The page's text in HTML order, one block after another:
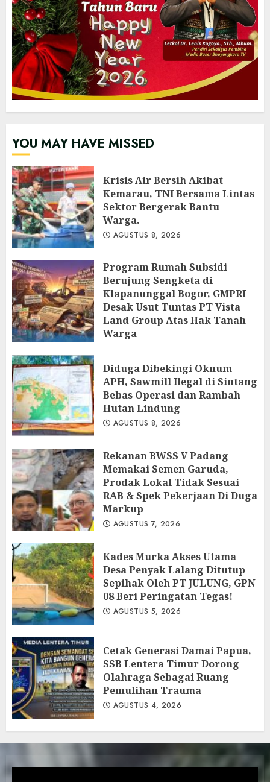
YOU MAY HAVE MISSED
Krisis Air Bersih Akibat
Kemarau, TNI Bersama Lintas
Sektor Bergerak Bantu
Warga.
AGUSTUS 8, 2026
Program Rumah Subsidi
Berujung Sengketa di
Klapanunggal Bogor, GMPRI
Desak Usut Tuntas PT Vista
Land Group Atas Hak Tanah
Warga
Diduga Dibekingi Oknum
APH, Sawmill Ilegal di Sintang
Bebas Operasi dan Rambah
Hutan Lindung
AGUSTUS 8, 2026
Rekanan BWSS V Padang
Memakai Semen Garuda,
Prodak Lokal Tidak Sesuai
RAB & Spek Pekerjaan Di Duga
Markup
AGUSTUS 7, 2026
Kades Murka Akses Utama
Desa Penyak Lalang Ditutup
Sepihak Oleh PT JULUNG, GPN
08 Beri Peringatan Tegas!
AGUSTUS 5, 2026
Cetak Generasi Damai Papua,
SSB Lentera Timur Dorong
Olahraga Sebagai Ruang
Pemulihan Trauma
AGUSTUS 4, 2026